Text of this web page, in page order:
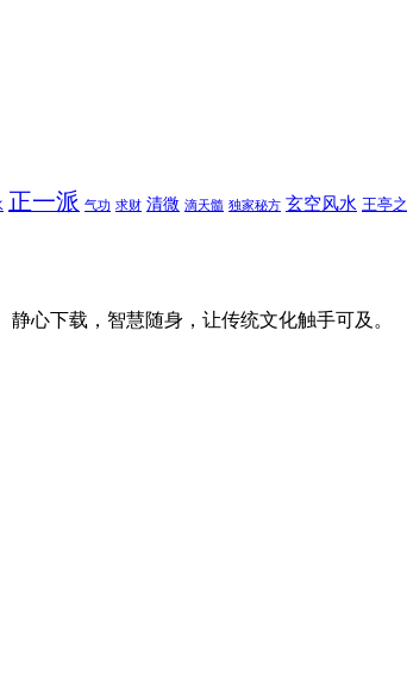
正一派 气功 求财 清微 滴天髓 独家秘方 玄空风水 王亭之
心下载，智慧随身，让传统文化触手可及。